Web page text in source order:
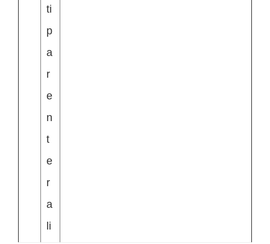
ti
p
a
r
e
n
t
e
r
a
li